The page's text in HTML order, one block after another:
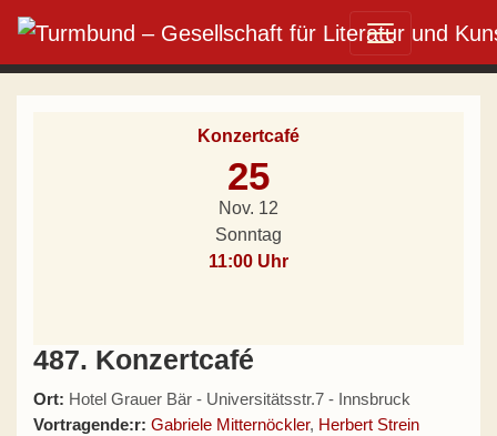
Hauptnavigation
Konzertcafé
25
Nov. 12
Sonntag
11:00 Uhr
487. Konzertcafé
Ort: Hotel Grauer Bär - Universitätsstr.7 - Innsbruck
Vortragende:r: Gabriele Mitternöckler, Herbert Strein